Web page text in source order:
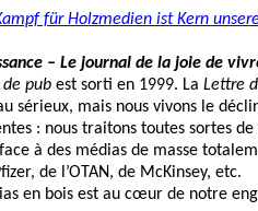
für Holzmedien ist Kern
– Le journal de la joie de
de pub est sorti en 1999. La Lettre
sérieux, mais nous vivons le
: nous traitons toutes sortes
à des médias de masse
de l’OTAN, de McKinsey, etc.
en bois est au cœur de notre